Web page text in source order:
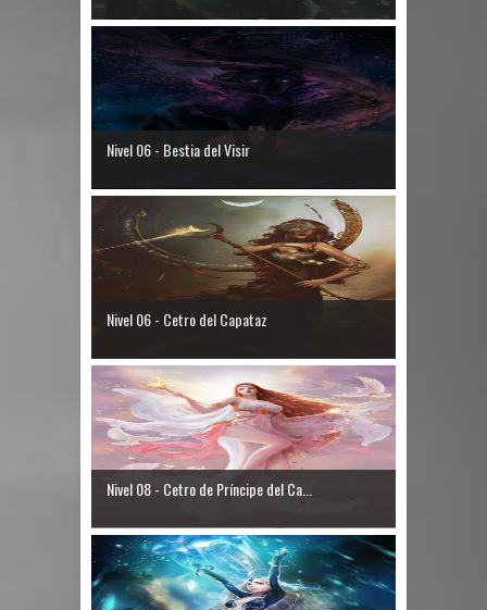
Nivel 06 - Bestia del Visir
Nivel 06 - Cetro del Capataz
Nivel 08 - Cetro de Príncipe del Ca...